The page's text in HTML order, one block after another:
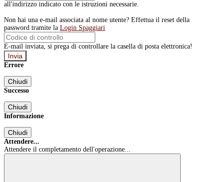
all'indirizzo indicato con le istruzioni necessarie.
Non hai una e-mail associata al nome utente? Effettua il reset della
password tramite la Login Spaggiari
E-mail inviata, si prega di controllare la casella di posta elettronica!
Errore
Chiudi
Successo
Chiudi
Informazione
Chiudi
Attendere...
Attendere il completamento dell'operazione...